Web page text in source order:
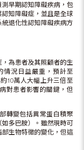
早期認知障礙疾病，包
知障礙症，並且是全球
退化性認知障礙疾病方
為患者及其照顧者的生
情況日益嚴重，預計至
10萬人大幅上升三倍至
對患者影響的關鍵，但
轉變包括異常蛋白積聚
如多巴胺）。雖然現時可
生物特徵的變化，但這